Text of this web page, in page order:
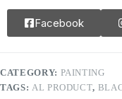
Facebook
CATEGORY: PAINTING
TAGS: AL PRODUCT,